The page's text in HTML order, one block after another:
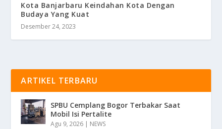
Kota Banjarbaru Keindahan Kota Dengan
Budaya Yang Kuat
Desember 24, 2023
ARTIKEL TERBARU
SPBU Cemplang Bogor Terbakar Saat
Mobil Isi Pertalite
Agu 9, 2026 NEWS